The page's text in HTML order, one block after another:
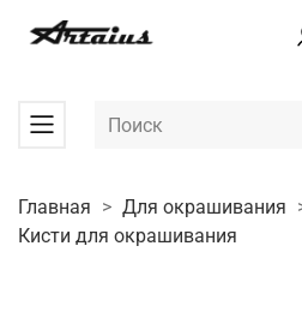
Главная
Для окрашивания
Кисти для окрашивания